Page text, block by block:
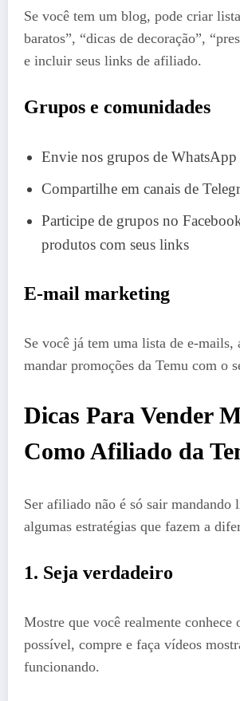
Se você tem um blog, pode criar
baratos”, “dicas de decoração”,
e incluir seus links de afiliado.
Grupos e comunidades
Envie nos grupos de WhatsApp
Compartilhe em canais de
Participe de grupos no
produtos com seus links
E-mail marketing
Se você já tem uma lista de e-mails,
mandar promoções da Temu com o
Dicas Para Vender
Como Afiliado da
Ser afiliado não é só sair mandando
algumas estratégias que fazem a
1. Seja verdadeiro
Mostre que você realmente conhece
possível, compre e faça vídeos
funcionando.